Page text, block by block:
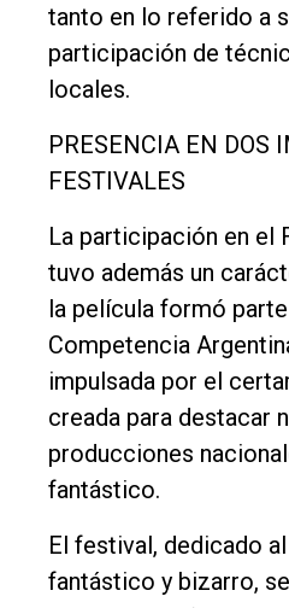
tanto en lo referido a
participación de
locales.
PRESENCIA EN DOS
FESTIVALES
La participación en el
tuvo además un
la película formó
Competencia
impulsada por el
creada para destacar
producciones
fantástico.
El festival, dedicado
fantástico y bizarro,